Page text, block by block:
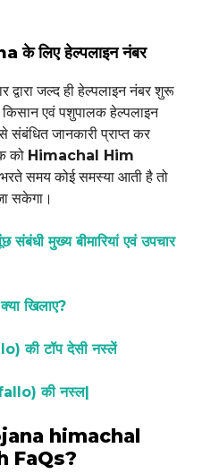
के लिए हेल्पलाइन नंबर
द्वारा जल्द ही हेल्पलाइन नंबर शुरू
एवं पशुपालक हेल्पलाइन
संबंधित जानकारी प्राप्त कर
को Himachal Him
समय कोई समस्या आती है तो
सकेगा।
संबंधी मुख्य बीमारियां एवं उपचार
खिलाए?
की टॉप देसी नस्लें
की नस्ल|
himachal
FaQs?